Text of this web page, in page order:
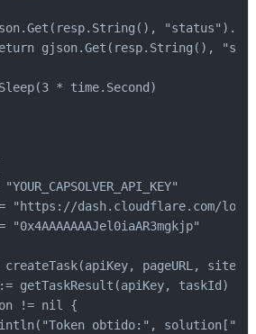
gjson.Get(resp.String(),
* time.Second)
"YOUR_CAPSOLVER_API_KEY"
"https://dash.cloudflare.com/
"0x4AAAAAAAJel0iaAR3mgkjp"
createTask(apiKey, pageURL,
getTaskResult(apiKey, taskId)
!= nil {
obtido:",